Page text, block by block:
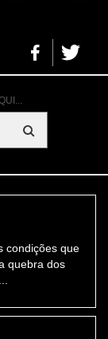
condições que
quebra dos